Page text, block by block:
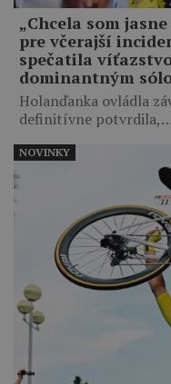
„Chcela som
pre včerajší
spečatila
dominantným
Holanďanka ovládla
definitívne
NOVINKY